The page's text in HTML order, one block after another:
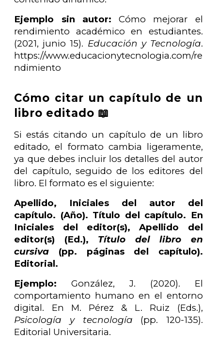
Ejemplo sin autor: Cómo mejorar el
rendimiento académico en estudiantes.
(2021, junio 15). Educación y Tecnología.
https://www.educacionytecnologia.com/re
ndimiento
Cómo citar un capítulo de un
libro editado 📖
Si estás citando un capítulo de un libro
editado, el formato cambia ligeramente,
ya que debes incluir los detalles del autor
del capítulo, seguido de los editores del
libro. El formato es el siguiente:
Apellido, Iniciales del autor del
capítulo. (Año). Título del capítulo. En
Iniciales del editor(s), Apellido del
editor(s) (Ed.), Título del libro en
cursiva (pp. páginas del capítulo).
Editorial.
Ejemplo: González, J. (2020). El
comportamiento humano en el entorno
digital. En M. Pérez & L. Ruiz (Eds.),
Psicología y tecnología (pp. 120-135).
Editorial Universitaria.